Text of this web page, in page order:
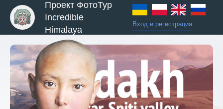
Проект ФотоТур
Incredible
Himalaya
Вход и регистрация